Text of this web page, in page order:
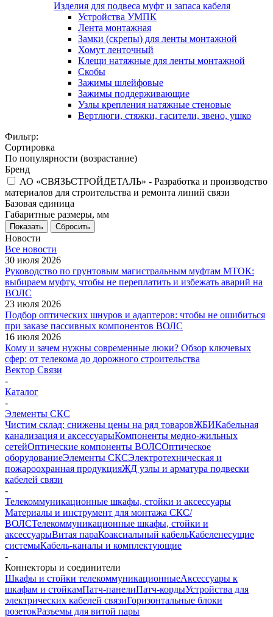
Изделия для подвеса муфт и запаса кабеля
Устройства УМПК
Лента монтажная
Замки (скрепы) для ленты монтажной
Хомут ленточный
Клещи натяжные для ленты монтажной
Скобы
Зажимы шлейфовые
Зажимы поддерживающие
Узлы крепления натяжные стеновые
Вертлюги, стяжки, гасители, звено, ушко
Фильтр:
Сортировка
По популярности (возрастание)
Бренд
АО «СВЯЗЬСТРОЙДЕТАЛЬ» - Разработка и производство
материалов для строительства и ремонта линий связи
Базовая единица
Габаритные размеры, мм
Показать Сбросить
Новости
Все новости
30 июля 2026
Руководство по грунтовым магистральным муфтам МТОК:
выбираем муфту, чтобы не переплатить и избежать аварий на
ВОЛС
23 июля 2026
Подбор оптических шнуров и адаптеров: чтобы не ошибиться
при заказе пассивных компонентов ВОЛС
16 июля 2026
Кому и зачем нужны современные люки? Обзор ключевых
сфер: от телекома до дорожного строительства
Вектор Связи
-
Каталог
-
Элементы СКС
Чистим склад: снижены цены на ряд товаровЖБИКабельная
канализация и аксессуарыКомпоненты медно-жильных
сетейОптические компоненты ВОЛСОптическое
оборудованиеЭлементы СКСЭлектротехническая и
пожароохранная продукцияЖД узлы и арматура подвески
кабелей связи
-
Телекоммуникационные шкафы, стойки и аксессуары
Материалы и инструмент для монтажа СКС/
ВОЛСТелекоммуникационные шкафы, стойки и
аксессуарыВитая параКоаксиальный кабельКабеленесущие
системыКабель-каналы и комплектующие
-
Коннекторы и соединители
Шкафы и стойки телекоммуникационныеАксессуары к
шкафам и стойкамПатч-панелиПатч-кордыУстройства для
электрических кабелей связиГоризонтальные блоки
розетокРазъемы для витой пары